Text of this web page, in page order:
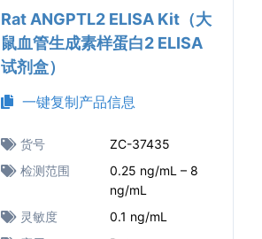
Rat ANGPTL2 ELISA Kit（大
鼠血管生成素样蛋白2 ELISA
试剂盒）
一键复制产品信息
货号
ZC-37435
检测范围
0.25 ng/mL – 8
ng/mL
灵敏度
0.1 ng/mL